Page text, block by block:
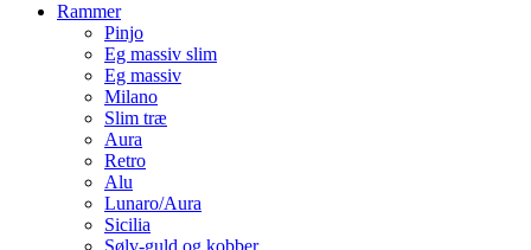
Rammer
Pinjo
Eg massiv slim
Eg massiv
Milano
Slim træ
Aura
Retro
Alu
Lunaro/Aura
Sicilia